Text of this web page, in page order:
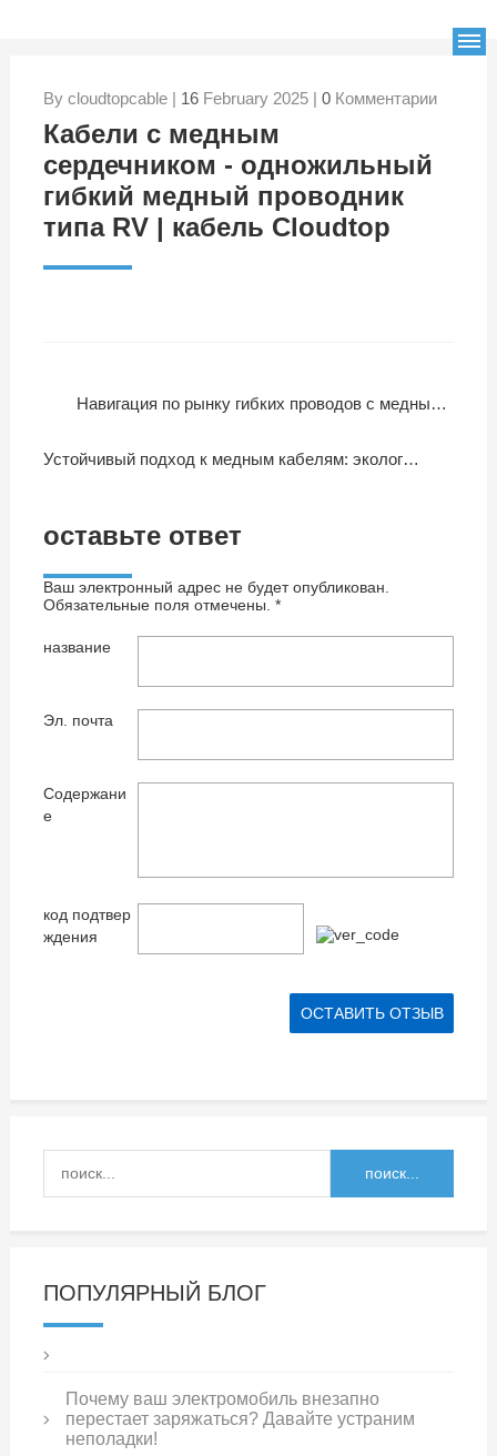
By cloudtopcable | 16February 2025 | 0Комментарии
Кабели с медным
сердечником - одножильный
гибкий медный проводник
типа RV | кабель Cloudtop
Навигация по рынку гибких проводов с медным сердечником и ПВХ-изоляцией
Устойчивый подход к медным кабелям: экологически чистое производство
оставьте ответ
Ваш электронный адрес не будет опубликован.
Обязательные поля отмечены. *
название
Эл. почта
Содержани
е
код подтвер
ждения
ПОПУЛЯРНЫЙ БЛОГ
Почему ваш электромобиль внезапно
перестает заряжаться? Давайте устраним
неполадки!